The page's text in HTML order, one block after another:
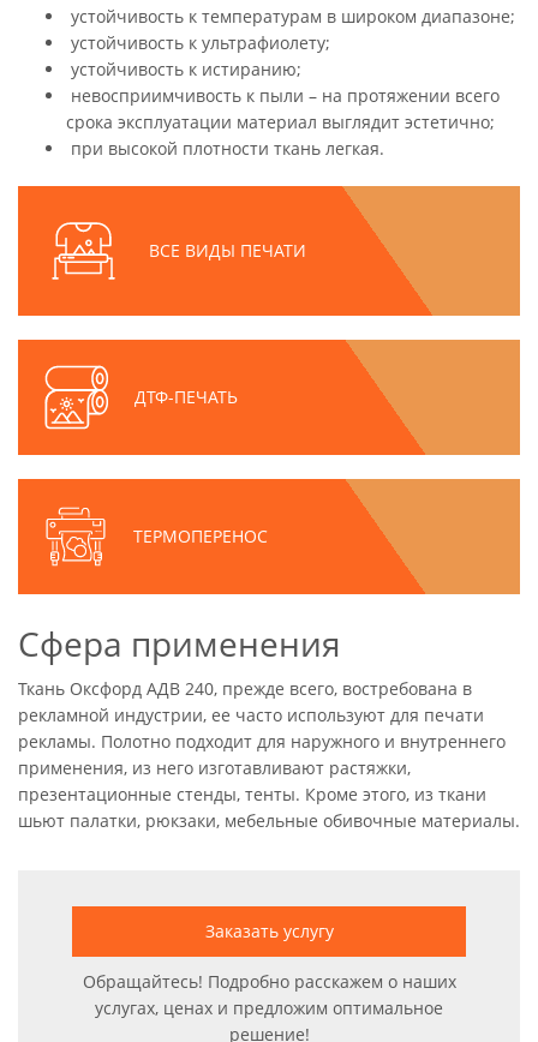
устойчивость к температурам в широком диапазоне;
устойчивость к ультрафиолету;
устойчивость к истиранию;
невосприимчивость к пыли – на протяжении всего
срока эксплуатации материал выглядит эстетично;
при высокой плотности ткань легкая.
ВСЕ ВИДЫ ПЕЧАТИ
ДТФ-ПЕЧАТЬ
ТЕРМОПЕРЕНОС
Сфера применения
Ткань Оксфорд АДВ 240, прежде всего, востребована в
рекламной индустрии, ее часто используют для печати
рекламы. Полотно подходит для наружного и внутреннего
применения, из него изготавливают растяжки,
презентационные стенды, тенты. Кроме этого, из ткани
шьют палатки, рюкзаки, мебельные обивочные материалы.
Заказать услугу
Обращайтесь! Подробно расскажем о наших
услугах, ценах и предложим оптимальное
решение!